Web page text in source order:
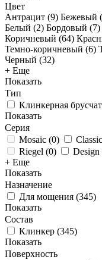
Цвет
Антрацит (9) Бежевый (
Белый (2) Бордовый (7)
Коричневый (64)
Темно-коричневый (6)
Черный (32)
+ Еще
Показать
Тип
Клинкерная
Показать
Серия
Mosaic (0) Classic
Riegel (0) Design
+ Еще
Показать
Назначение
Для мощения (345)
Показать
Состав
Клинкер (345)
Показать
Поверхность